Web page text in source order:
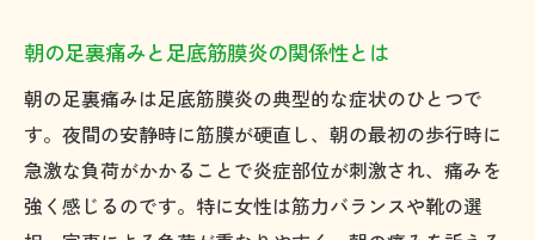
足底筋膜炎はどこで相談すべきかを解説
足底筋膜炎の治療費負担を抑える工夫とは
保険適用の条件と足底筋膜炎治療の流れ
足底筋膜炎の効果的な治療法と費用の目安
朝の足裏痛みと足底筋膜炎の関係性とは
朝の足裏痛みは足底筋膜炎の典型的な症状のひとつで
す。夜間の安静時に筋膜が硬直し、朝の最初の歩行時に
急激な負荷がかかることで炎症部位が刺激され、痛みを
強く感じるのです。特に女性は筋力バランスや靴の選